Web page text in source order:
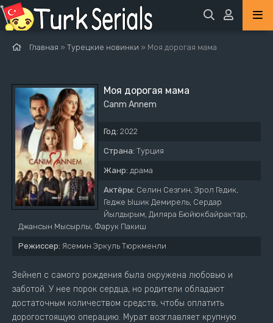
Главная » Турецкие новинки » Моя дорогая мама
Моя дорогая мама
Canm Annem
Год: 2022
Страна: Турция
Жанр: драма
Актёры: Селин Сезгин, Эрол Гедик,
Гедже Ышик Демирель, Сердар
Йылдырым, Диляра Бюйюкбайрактар,
Джансын Мысырлы, Фарук Пакиш
Режиссер: Ясемин Эркуль Тюркменли
Зейнеп с самого рождения была окружена любовью и
заботой. У нее порок сердца, но родители обладают
достаточным количеством средств, чтобы оплатить
дорогостоящую операцию. Мурат возглавляет крупную